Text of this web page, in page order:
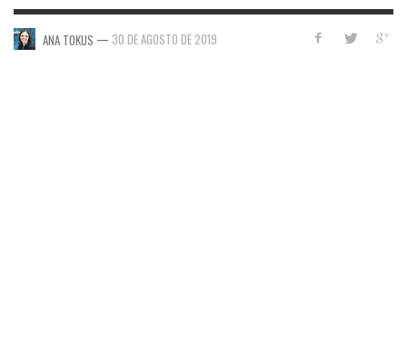
ANA TOKUS — 30 DE AGOSTO DE 2019